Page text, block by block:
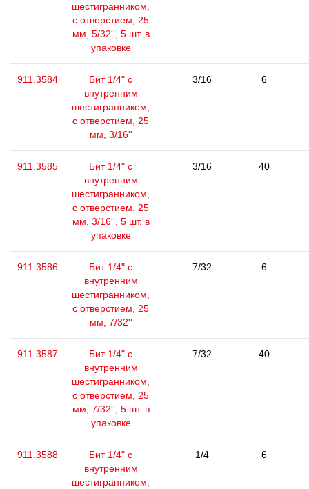
шестигранником,
с отверстием, 25
мм, 5/32'', 5 шт. в
упаковке
911.3584
Бит 1/4" с
внутренним
шестигранником,
с отверстием, 25
мм, 3/16''
3/16 6
911.3585
Бит 1/4" с
внутренним
шестигранником,
с отверстием, 25
мм, 3/16'', 5 шт. в
упаковке
3/16 40
911.3586
Бит 1/4" с
внутренним
шестигранником,
с отверстием, 25
мм, 7/32''
7/32 6
911.3587
Бит 1/4" с
внутренним
шестигранником,
с отверстием, 25
мм, 7/32'', 5 шт. в
упаковке
7/32 40
911.3588
Бит 1/4" с
внутренним
шестигранником,
1/4 6